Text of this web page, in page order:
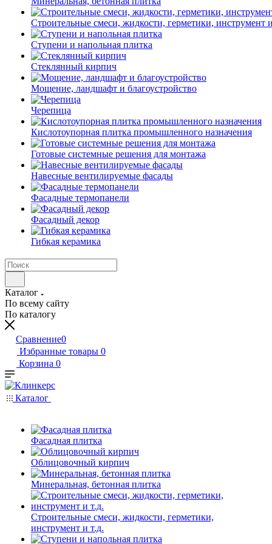
Строительные смеси, жидкости, герметики, инструмент
Ступени и напольная плитка
Cтеклянный кирпич
Мощение, ландшафт и благоустройство
Черепица
Кислотоупорная плитка промышленного назначения
Готовые системные решения для монтажа
Навесные вентилируемые фасады
Фасадные термопанели
Фасадный декор
Гибкая керамика
Каталог
По всему сайту
По каталогу
Сравнение0
Избранные товары 0
Корзина 0
Каталог
Фасадная плитка
Облицовочный кирпич
Минеральная, бетонная плитка
Строительные смеси, жидкости, герметики,
инструмент и т.д.